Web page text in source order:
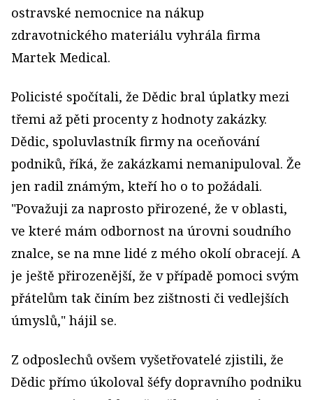
ostravské nemocnice na nákup
zdravotnického materiálu vyhrála firma
Martek Medical.
Policisté spočítali, že Dědic bral úplatky mezi
třemi až pěti procenty z hodnoty zakázky.
Dědic, spoluvlastník firmy na oceňování
podniků, říká, že zakázkami nemanipuloval. Že
jen radil známým, kteří ho o to požádali.
"Považuji za naprosto přirozené, že v oblasti,
ve které mám odbornost na úrovni soudního
znalce, se na mne lidé z mého okolí obracejí. A
je ještě přirozenější, že v případě pomoci svým
přátelům tak činím bez zištnosti či vedlejších
úmyslů," hájil se.
Z odposlechů ovšem vyšetřovatelé zjistili, že
Dědic přímo úkoloval šéfy dopravního podniku